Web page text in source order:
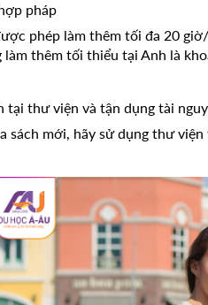
pháp
phép làm thêm tối đa 20
thêm tối thiểu tại Anh là
tại thư viện và tận dụng tài
sách mới, hãy sử dụng thư